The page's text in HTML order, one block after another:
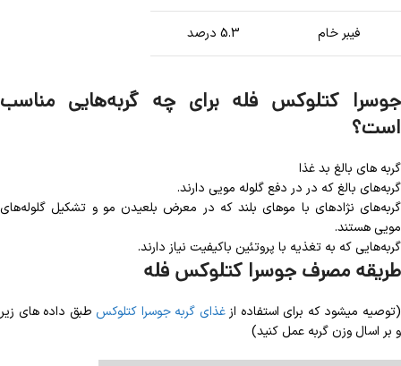
فیبر خام 5.3 درصد
جوسرا کتلوکس فله برای چه گربه‌هایی مناسب
است؟
گربه های بالغ بد غذا
گربه‌های بالغ که در در دفع گلوله مویی دارند.
گربه‌های نژادهای با موهای بلند که در معرض بلعیدن مو و تشکیل گلوله‌های
مویی هستند.
گربه‌هایی که به تغذیه با پروتئین باکیفیت نیاز دارند.
طریقه مصرف جوسرا کتلوکس فله
(توصیه میشود که برای استفاده ازغذای گربه جوسرا کتلوکس طبق داده های زیر
و بر اسال وزن گربه عمل کنید)